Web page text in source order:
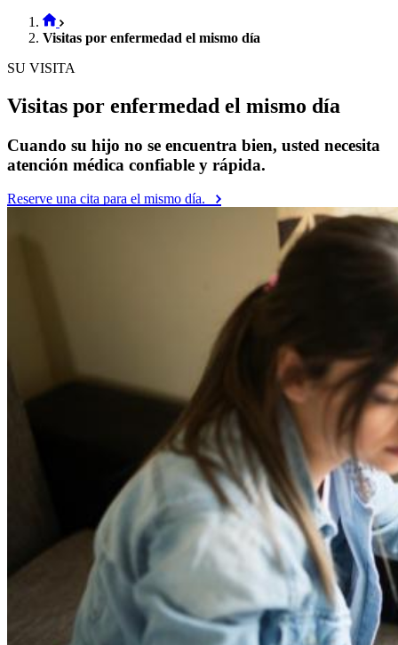
Visitas por enfermedad el mismo día
SU VISITA
Visitas por enfermedad el mismo día
Cuando su hijo no se encuentra bien, usted necesita
atención médica confiable y rápida.
Reserve una cita para el mismo día.